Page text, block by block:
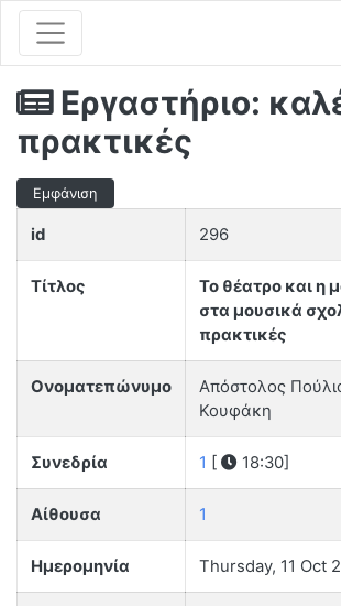
Εργαστήριο:
πρακτικές
Εμφάνιση
id 296
Τίτλος
Το θέατρο και η
στα μουσικά
πρακτικές
Ονοματεπώνυμο
Απόστολος
Κουφάκη
Συνεδρία 1 [ 18:30]
Αίθουσα 1
Ημερομηνία Thursday, 11 Oct